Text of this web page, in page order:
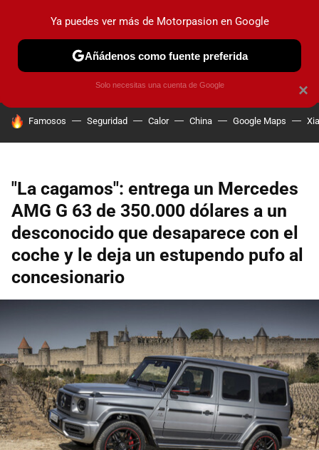
PRUEBAS COCHES ELÉCTRICOS OBSERVATORIO
HOY SE HABLA DE
Famosos Seguridad Calor China Google Maps
"La cagamos": entrega un Mercedes
AMG G 63 de 350.000 dólares a un
desconocido que desaparece con el
coche y le deja un estupendo pufo al
concesionario
×
Ya puedes ver más de Motorpasion en Google
Añádenos como fuente preferida
Solo necesitas una cuenta de Google